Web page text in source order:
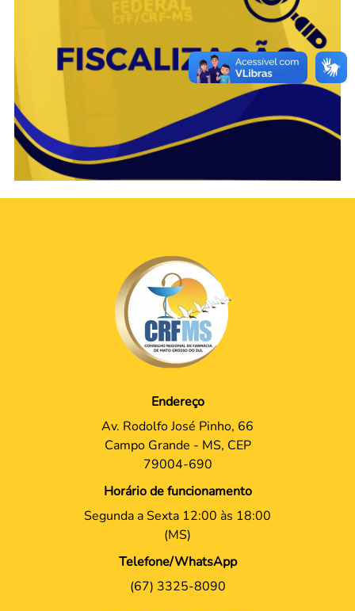
Endereço
Av. Rodolfo José Pinho, 66
Campo Grande - MS, CEP
79004-690
Horário de funcionamento
Segunda a Sexta 12:00 às 18:00
(MS)
Telefone/WhatsApp
(67) 3325-8090